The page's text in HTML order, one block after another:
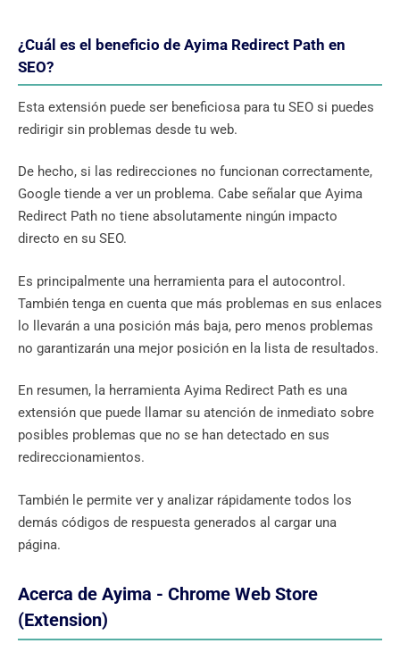
¿Cuál es el beneficio de Ayima Redirect Path en
SEO?
Esta extensión puede ser beneficiosa para tu SEO si puedes
redirigir sin problemas desde tu web.
De hecho, si las redirecciones no funcionan correctamente,
Google tiende a ver un problema. Cabe señalar que Ayima
Redirect Path no tiene absolutamente ningún impacto
directo en su SEO.
Es principalmente una herramienta para el autocontrol.
También tenga en cuenta que más problemas en sus enlaces
lo llevarán a una posición más baja, pero menos problemas
no garantizarán una mejor posición en la lista de resultados.
En resumen, la herramienta Ayima Redirect Path es una
extensión que puede llamar su atención de inmediato sobre
posibles problemas que no se han detectado en sus
redireccionamientos.
También le permite ver y analizar rápidamente todos los
demás códigos de respuesta generados al cargar una
página.
Acerca de Ayima - Chrome Web Store
(Extension)